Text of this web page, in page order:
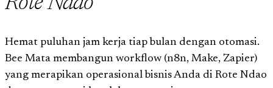
Hemat puluhan jam kerja tiap bulan dengan otomasi.
Bee Mata membangun workflow (n8n, Make, Zapier)
yang merapikan operasional bisnis Anda di Rote Ndao